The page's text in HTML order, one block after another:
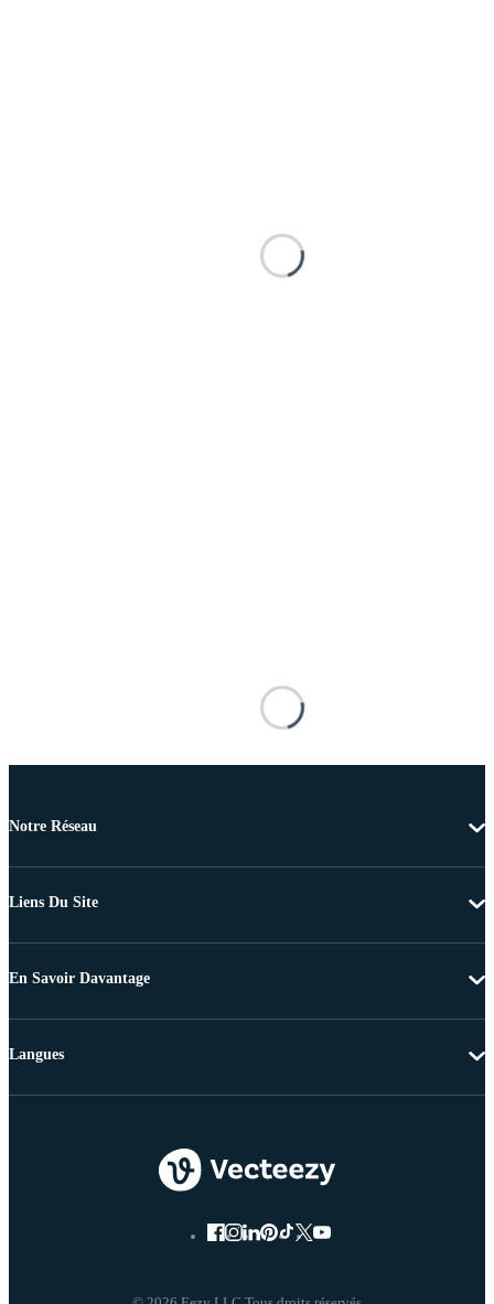
Notre Réseau
Liens Du Site
En Savoir Davantage
Langues